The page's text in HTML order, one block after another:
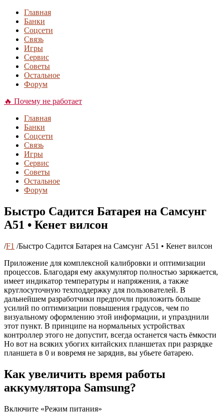
Главная
Банки
Соцсети
Связь
Игры
Сервис
Советы
Остальное
Форум
🔥 Почему не работает
Главная
Банки
Соцсети
Связь
Игры
Сервис
Советы
Остальное
Форум
Быстро Садится Батарея на Самсунг
А51 • Кенет вилсон
/F1 /Быстро Садится Батарея на Самсунг А51 • Кенет вилсон
Приложение для комплексной калибровки и оптимизации
процессов. Благодаря ему аккумулятор полностью заряжается,
имеет индикатор температуры и напряжения, а также
круглосуточную техподдержку для пользователей. В
дальнейшем разработчики предпочли приложить больше
усилий по оптимизации повышения градусов, чем по
визуальному оформлению этой информации, и упразднили
этот пункт. В принципе на нормальных устройствах
контроллер этого не допустит, всегда останется часть ёмкости
Но вот на всяких убогих китайских планшетах при разрядке
планшета в 0 и вовремя не зарядив, вы убьете батарею.
Как увеличить время работы
аккумулятора Samsung?
Включите «Режим питания»